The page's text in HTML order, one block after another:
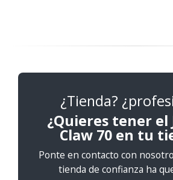
¿Tienda?
¿Quieres tener el
Claw 70 en tu
Ponte en contacto con
tienda de confianza ha